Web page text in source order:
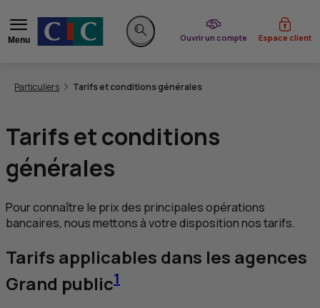
Menu
Rechercher sur le site
Ouvrir un compte
du CIC Espace client
Particuliers Tarifs et conditions générales
Tarifs et conditions
générales
Pour connaître le prix des principales opérations
bancaires, nous mettons à votre disposition nos tarifs.
Tarifs applicables dans les agences
Grand public1